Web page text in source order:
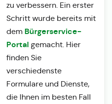
zu verbessern. Ein erster
Schritt wurde bereits mit
dem Bürgerservice-
Portalgemacht. Hier
finden Sie
verschiedenste
Formulare und Dienste,
die Ihnen im besten Fall